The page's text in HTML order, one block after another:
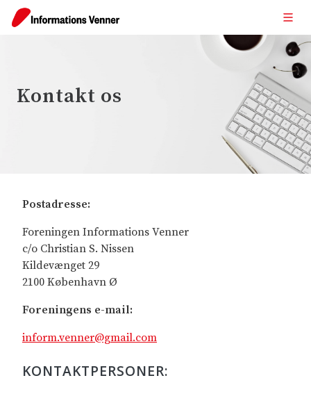
Kontakt os
Postadresse:
Foreningen Informations Venner
c/o Christian S. Nissen
Kildevænget 29
2100 København Ø
Foreningens e-mail:
inform.venner@gmail.com
KONTAKTPERSONER: